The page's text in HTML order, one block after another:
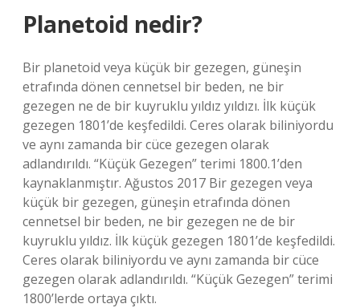
Planetoid nedir?
Bir planetoid veya küçük bir gezegen, güneşin
etrafında dönen cennetsel bir beden, ne bir
gezegen ne de bir kuyruklu yıldız yıldızı. İlk küçük
gezegen 1801’de keşfedildi. Ceres olarak biliniyordu
ve aynı zamanda bir cüce gezegen olarak
adlandırıldı. “Küçük Gezegen” terimi 1800.1’den
kaynaklanmıştır. Ağustos 2017 Bir gezegen veya
küçük bir gezegen, güneşin etrafında dönen
cennetsel bir beden, ne bir gezegen ne de bir
kuyruklu yıldız. İlk küçük gezegen 1801’de keşfedildi.
Ceres olarak biliniyordu ve aynı zamanda bir cüce
gezegen olarak adlandırıldı. “Küçük Gezegen” terimi
1800’lerde ortaya çıktı.